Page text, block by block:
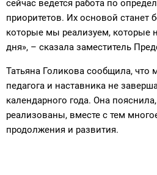
сейчас ведется работа по
приоритетов. Их основой станет
которые мы реализуем, которые
дня», – сказала заместитель
Татьяна Голикова сообщила, что
педагога и наставника не
календарного года. Она
реализованы, вместе с тем
продолжения и развития.